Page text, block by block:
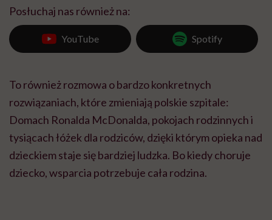
Posłuchaj nas również na:
YouTube Spotify
To również rozmowa o bardzo konkretnych
rozwiązaniach, które zmieniają polskie szpitale:
Domach Ronalda McDonalda, pokojach rodzinnych i
tysiącach łóżek dla rodziców, dzięki którym opieka nad
dzieckiem staje się bardziej ludzka. Bo kiedy choruje
dziecko, wsparcia potrzebuje cała rodzina.